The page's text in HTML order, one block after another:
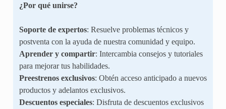
¿Por qué unirse?
Soporte de expertos: Resuelve problemas técnicos y
postventa con la ayuda de nuestra comunidad y equipo.
Aprender y compartir: Intercambia consejos y tutoriales
para mejorar tus habilidades.
Preestrenos exclusivos: Obtén acceso anticipado a nuevos
productos y adelantos exclusivos.
Descuentos especiales: Disfruta de descuentos exclusivos